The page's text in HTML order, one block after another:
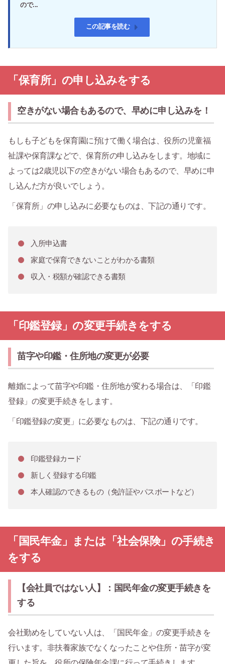
ので...
この記事を読む
「保育所」の申し込みをする
空きがない場合もあるので、早めに申し込みを！
もしも子どもを保育園に預けて働く場合は、役所の児童福
祉課や保育課などで、保育所の申し込みをします。地域に
よっては2歳児以下の空きがない場合もあるので、早めに申
し込んだ方が良いでしょう。
「保育所」の申し込みに必要なものは、下記の通りです。
入所申込書
家庭で保育できないことがわかる書類
収入・税額が確認できる書類
「印鑑登録」の変更手続きをする
苗字や印鑑・住所地の変更が必要
離婚によって苗字や印鑑・住所地が変わる場合は、「印鑑
登録」の変更手続きをします。
「印鑑登録の変更」に必要なものは、下記の通りです。
印鑑登録カード
新しく登録する印鑑
本人確認のできるもの（免許証やパスポートなど）
「国民年金」または「社会保険」の手続き
をする
【会社員ではない人】：国民年金の変更手続きを
する
会社勤めをしていない人は、「国民年金」の変更手続きを
行います。非扶養家族でなくなったことや住所・苗字が変